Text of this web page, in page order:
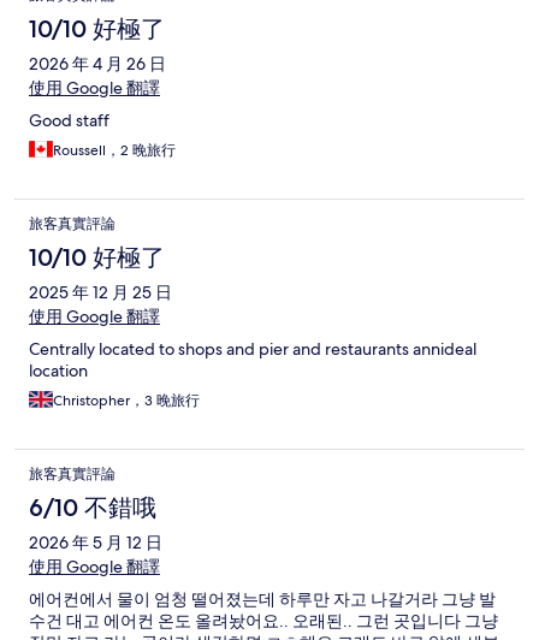
10/10 好極了
2026 年 4 月 26 日
使用 Google 翻譯
Good staff
Roussell，2 晚旅行
旅客真實評論
10/10 好極了
2025 年 12 月 25 日
使用 Google 翻譯
Centrally located to shops and pier and restaurants annideal
location
Christopher，3 晚旅行
旅客真實評論
6/10 不錯哦
2026 年 5 月 12 日
使用 Google 翻譯
에어컨에서 물이 엄청 떨어졌는데 하루만 자고 나갈거라 그냥 발
수건 대고 에어컨 온도 올려놨어요.. 오래된.. 그런 곳입니다 그냥